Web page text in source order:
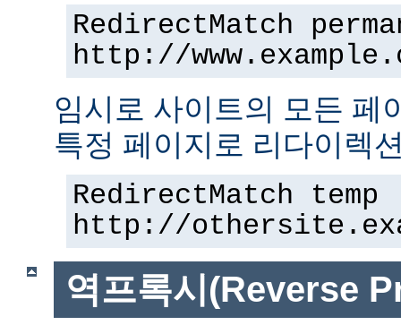
RedirectMatch
http://
임시로 사이트의 모든 페
특정 페이지로 리다이렉
RedirectMatch
http://
역프록시(Reverse